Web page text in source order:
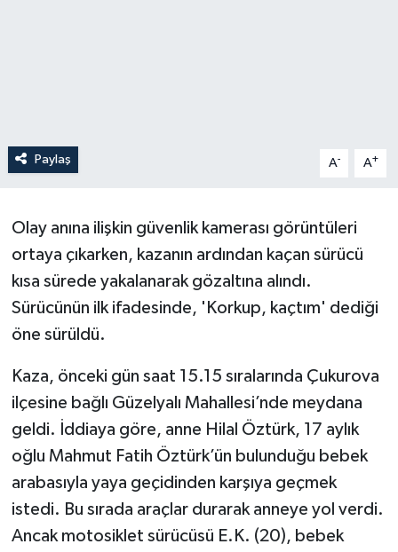
Paylaş A- A+
Olay anına ilişkin güvenlik kamerası görüntüleri
ortaya çıkarken, kazanın ardından kaçan sürücü
kısa sürede yakalanarak gözaltına alındı.
Sürücünün ilk ifadesinde, 'Korkup, kaçtım' dediği
öne sürüldü.
Kaza, önceki gün saat 15.15 sıralarında Çukurova
ilçesine bağlı Güzelyalı Mahallesi’nde meydana
geldi. İddiaya göre, anne Hilal Öztürk, 17 aylık
oğlu Mahmut Fatih Öztürk’ün bulunduğu bebek
arabasıyla yaya geçidinden karşıya geçmek
istedi. Bu sırada araçlar durarak anneye yol verdi.
Ancak motosiklet sürücüsü E.K. (20), bebek